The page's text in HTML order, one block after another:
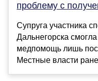
проблему с
Супруга участника
Дальнегорска
медпомощь лишь
Местные власти